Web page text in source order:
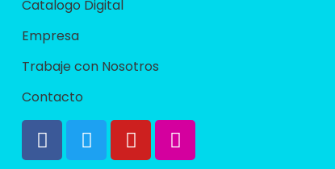
Catalogo Digital
Empresa
Trabaje con Nosotros
Contacto